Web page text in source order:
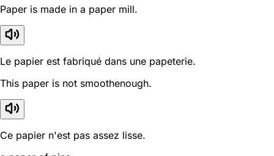
Paper is made in a paper mill.
Le papier est fabriqué dans une papeterie.
This paper is not smoothenough.
Ce papier n'est pas assez lisse.